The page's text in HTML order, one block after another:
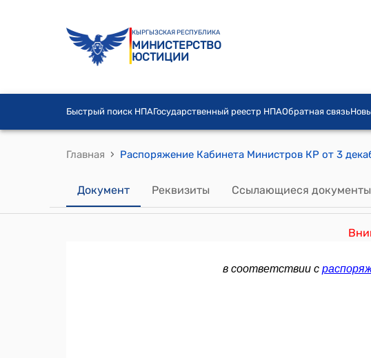
КЫРГЫЗСКАЯ РЕСПУБЛИКА
МИНИСТЕРСТВО
ЮСТИЦИИ
Быстрый поиск НПАГосударственный реестр НПАОбратная связь
Главная ›
Документ Реквизиты Ссылающиеся документы